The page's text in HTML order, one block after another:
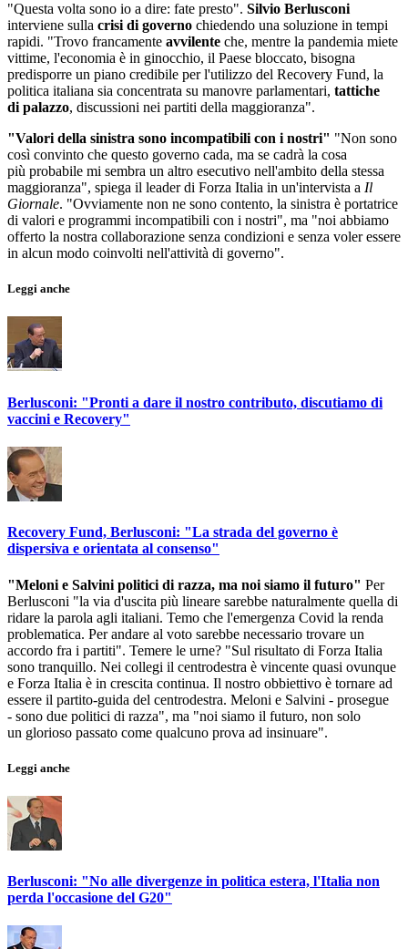
"Questa volta sono io a dire: fate presto". Silvio Berlusconi
interviene sulla crisi di governo chiedendo una soluzione in tempi
rapidi. "Trovo francamente avvilente che, mentre la pandemia miete
vittime, l'economia è in ginocchio, il Paese bloccato, bisogna
predisporre un piano credibile per l'utilizzo del Recovery Fund, la
politica italiana sia concentrata su manovre parlamentari, tattiche
di palazzo, discussioni nei partiti della maggioranza".
"Valori della sinistra sono incompatibili con i nostri" "Non sono
così convinto che questo governo cada, ma se cadrà la cosa
più probabile mi sembra un altro esecutivo nell'ambito della stessa
maggioranza", spiega il leader di Forza Italia in un'intervista a Il
Giornale. "Ovviamente non ne sono contento, la sinistra è portatrice
di valori e programmi incompatibili con i nostri", ma "noi abbiamo
offerto la nostra collaborazione senza condizioni e senza voler essere
in alcun modo coinvolti nell'attività di governo".
Leggi anche
Berlusconi: "Pronti a dare il nostro contributo, discutiamo di
vaccini e Recovery"
Recovery Fund, Berlusconi: "La strada del governo è
dispersiva e orientata al consenso"
"Meloni e Salvini politici di razza, ma noi siamo il futuro" Per
Berlusconi "la via d'uscita più lineare sarebbe naturalmente quella di
ridare la parola agli italiani. Temo che l'emergenza Covid la renda
problematica. Per andare al voto sarebbe necessario trovare un
accordo fra i partiti". Temere le urne? "Sul risultato di Forza Italia
sono tranquillo. Nei collegi il centrodestra è vincente quasi ovunque
e Forza Italia è in crescita continua. Il nostro obbiettivo è tornare ad
essere il partito-guida del centrodestra. Meloni e Salvini - prosegue
- sono due politici di razza", ma "noi siamo il futuro, non solo
un glorioso passato come qualcuno prova ad insinuare".
Leggi anche
Berlusconi: "No alle divergenze in politica estera, l'Italia non
perda l'occasione del G20"